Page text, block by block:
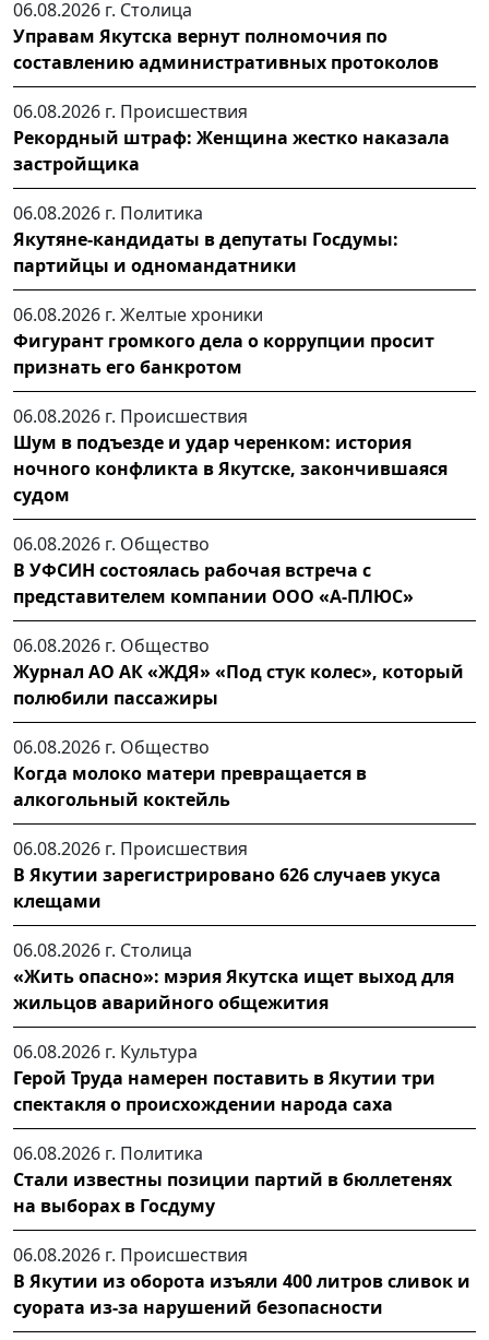
06.08.2026 г. Столица
Управам Якутска вернут полномочия по
составлению административных протоколов
06.08.2026 г. Происшествия
Рекордный штраф: Женщина жестко наказала
застройщика
06.08.2026 г. Политика
Якутяне-кандидаты в депутаты Госдумы:
партийцы и одномандатники
06.08.2026 г. Желтые хроники
Фигурант громкого дела о коррупции просит
признать его банкротом
06.08.2026 г. Происшествия
Шум в подъезде и удар черенком: история
ночного конфликта в Якутске, закончившаяся
судом
06.08.2026 г. Общество
В УФСИН состоялась рабочая встреча с
представителем компании ООО «А-ПЛЮС»
06.08.2026 г. Общество
Журнал АО АК «ЖДЯ» «Под стук колес», который
полюбили пассажиры
06.08.2026 г. Общество
Когда молоко матери превращается в
алкогольный коктейль
06.08.2026 г. Происшествия
В Якутии зарегистрировано 626 случаев укуса
клещами
06.08.2026 г. Столица
«Жить опасно»: мэрия Якутска ищет выход для
жильцов аварийного общежития
06.08.2026 г. Культура
Герой Труда намерен поставить в Якутии три
спектакля о происхождении народа саха
06.08.2026 г. Политика
Стали известны позиции партий в бюллетенях
на выборах в Госдуму
06.08.2026 г. Происшествия
В Якутии из оборота изъяли 400 литров сливок и
суората из-за нарушений безопасности